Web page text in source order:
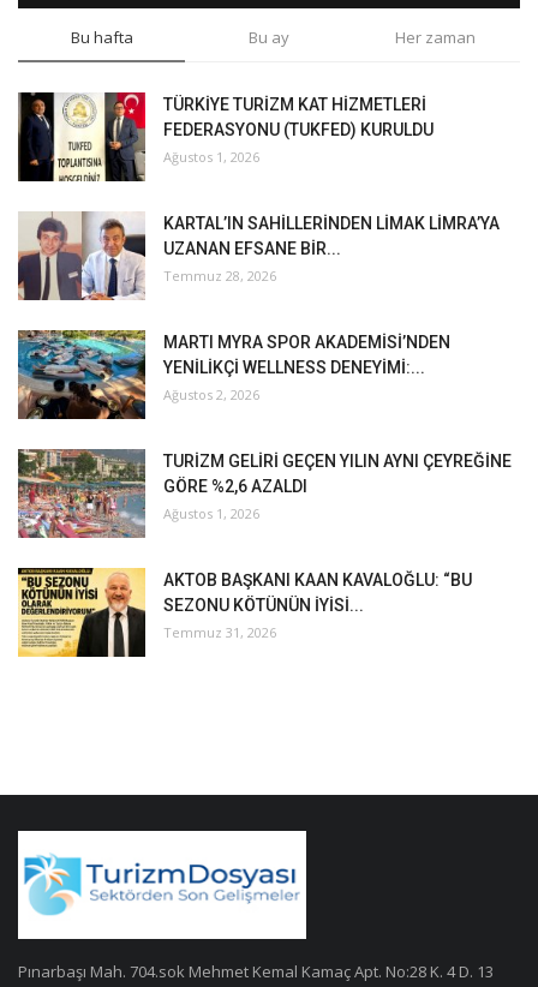
Bu hafta Bu ay Her zaman
TÜRKİYE TURİZM KAT HİZMETLERİ
FEDERASYONU (TUKFED) KURULDU
Ağustos 1, 2026
KARTAL’IN SAHİLLERİNDEN LİMAK LİMRA’YA
UZANAN EFSANE BİR...
Temmuz 28, 2026
MARTI MYRA SPOR AKADEMİSİ’NDEN
YENİLİKÇİ WELLNESS DENEYİMİ:...
Ağustos 2, 2026
TURİZM GELİRİ GEÇEN YILIN AYNI ÇEYREĞİNE
GÖRE %2,6 AZALDI
Ağustos 1, 2026
AKTOB BAŞKANI KAAN KAVALOĞLU: “BU
SEZONU KÖTÜNÜN İYİSİ...
Temmuz 31, 2026
Pınarbaşı Mah. 704.sok Mehmet Kemal Kamaç Apt. No:28 K. 4 D. 13